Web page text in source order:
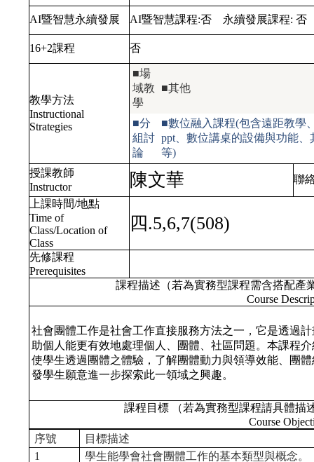
AI暨智慧永續發展 AI暨智慧課程:否 永續發展課程: 否
16+2課程 否
教學方法
Instructional
Strategies
■場
域教
學
■其他
■分
組討
論
■數位融入課程(包含遠距教學
ppt、數位講桌的設備與功能
等)
授課教師
Instructor
陳文華 聯
上課時間/地點
Time of
Class/Location of
Class
四.5,6,7(508)
先修課程
Prerequisites
課程描述（若為實務型課程需含搭配產
Course
社會團體工作是社會工作直接服務方法之一，它是透過
助個人能更有效地處理個人、團體、社區問題。本課程
使學生透過團體之體驗，了解團體動力與領導效能、團
發學生願意進一步探索此一領域之興趣。
課程目標 （若為實務型課程請具體描
Course
序號
目標描述
1
學生能學會社會團體工作的基本類型與概念。